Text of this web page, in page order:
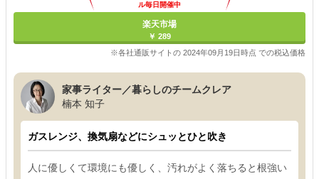
ル毎日開催中
楽天市場
￥ 289
※各社通販サイトの 2024年09月19日時点 での税込価格
家事ライター／暮らしのチームクレア
楠本 知子
ガスレンジ、換気扇などにシュッとひと吹き
人に優しくて環境にも優しく、汚れがよく落ちると根強い